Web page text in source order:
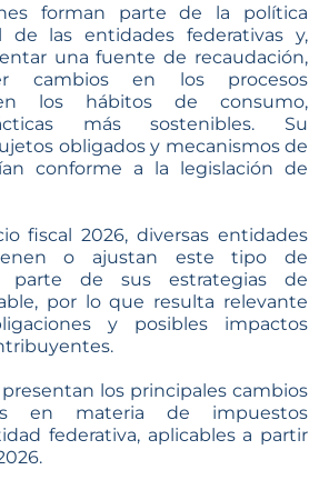
forman parte de la política
de las entidades federativas y,
una fuente de recaudación,
cambios en los procesos
los hábitos de consumo,
más sostenibles. Su
obligados y mecanismos de
conforme a la legislación de
fiscal 2026, diversas entidades
o ajustan este tipo de
parte de sus estrategias de
por lo que resulta relevante
y posibles impactos
los principales cambios
en materia de impuestos
federativa, aplicables a partir